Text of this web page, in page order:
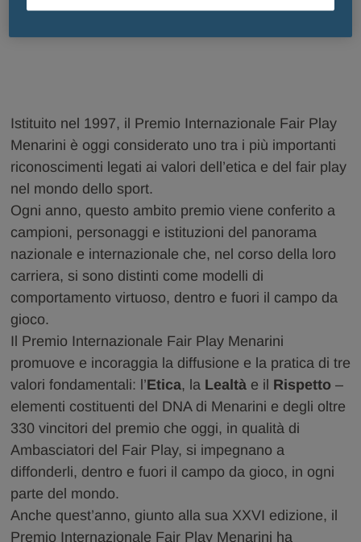
Istituito nel 1997, il Premio Internazionale Fair Play
Menarini è oggi considerato uno tra i più importanti
riconoscimenti legati ai valori dell’etica e del fair play
nel mondo dello sport.
Ogni anno, questo ambito premio viene conferito a
campioni, personaggi e istituzioni del panorama
nazionale e internazionale che, nel corso della loro
carriera, si sono distinti come modelli di
comportamento virtuoso, dentro e fuori il campo da
gioco.
Il Premio Internazionale Fair Play Menarini
promuove e incoraggia la diffusione e la pratica di tre
valori fondamentali: l’Etica, la Lealtàe il Rispetto–
elementi costituenti del DNA di Menarini e degli oltre
330 vincitori del premio che oggi, in qualità di
Ambasciatori del Fair Play, si impegnano a
diffonderli, dentro e fuori il campo da gioco, in ogni
parte del mondo.
Anche quest’anno, giunto alla sua XXVI edizione, il
Premio Internazionale Fair Play Menarini ha